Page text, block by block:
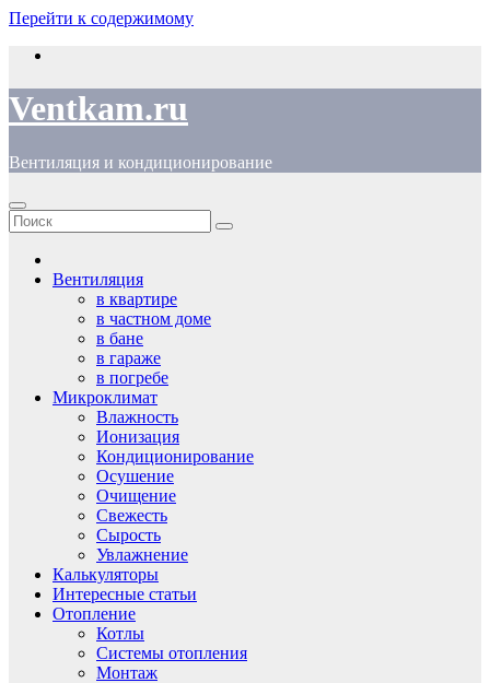
Перейти к содержимому
Ventkam.ru
Вентиляция и кондиционирование
Вентиляция
в квартире
в частном доме
в бане
в гараже
в погребе
Микроклимат
Влажность
Ионизация
Кондиционирование
Осушение
Очищение
Свежесть
Сырость
Увлажнение
Калькуляторы
Интересные статьи
Отопление
Котлы
Системы отопления
Монтаж